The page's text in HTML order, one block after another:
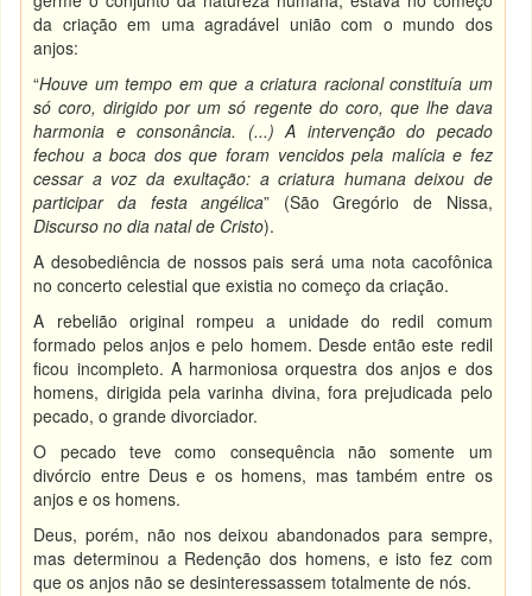
da criação em uma agradável união com o mundo dos
anjos:
“Houve um tempo em que a criatura racional constituía um
só coro, dirigido por um só regente do coro, que lhe dava
harmonia e consonância. (...) A intervenção do pecado
fechou a boca dos que foram vencidos pela malícia e fez
cessar a voz da exultação: a criatura humana deixou de
participar da festa angélica” (São Gregório de Nissa,
Discurso no dia natal de Cristo).
A desobediência de nossos pais será uma nota cacofônica
no concerto celestial que existia no começo da criação.
A rebelião original rompeu a unidade do redil comum
formado pelos anjos e pelo homem. Desde então este redil
ficou incompleto. A harmoniosa orquestra dos anjos e dos
homens, dirigida pela varinha divina, fora prejudicada pelo
pecado, o grande divorciador.
O pecado teve como consequência não somente um
divórcio entre Deus e os homens, mas também entre os
anjos e os homens.
Deus, porém, não nos deixou abandonados para sempre,
mas determinou a Redenção dos homens, e isto fez com
que os anjos não se desinteressassem totalmente de nós.